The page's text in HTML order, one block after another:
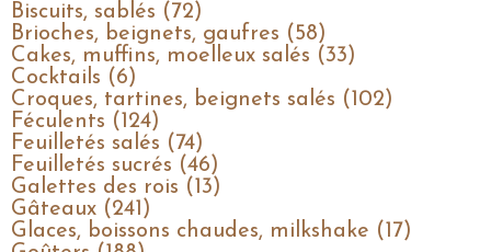
Biscuits, sablés (72)
Brioches, beignets, gaufres (58)
Cakes, muffins, moelleux salés (33)
Cocktails (6)
Croques, tartines, beignets salés (102)
Féculents (124)
Feuilletés salés (74)
Feuilletés sucrés (46)
Galettes des rois (13)
Gâteaux (241)
Glaces, boissons chaudes, milkshake (17)